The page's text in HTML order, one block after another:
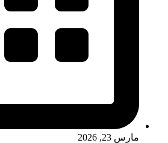
مارس 23, 2026